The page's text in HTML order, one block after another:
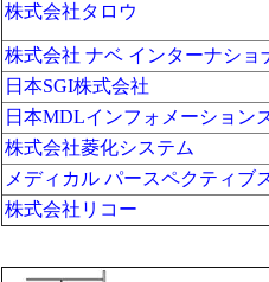
株式会社タロウ
株式会社 ナベ インターナショ
日本SGI株式会社
日本MDLインフォメーション
株式会社菱化システム
メディカル パースペクティブ
株式会社リコー